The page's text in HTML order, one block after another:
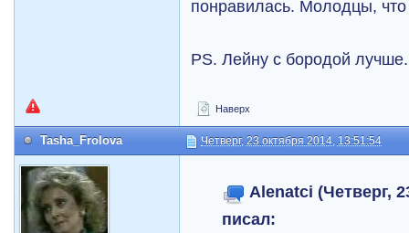
понравилась. Молодцы,
PS. Лейну с бородой
Наверх
Tasha_Frolova Четверг, 23 октября 2014, 13:51:54
Alenatci (Четверг,
писал: